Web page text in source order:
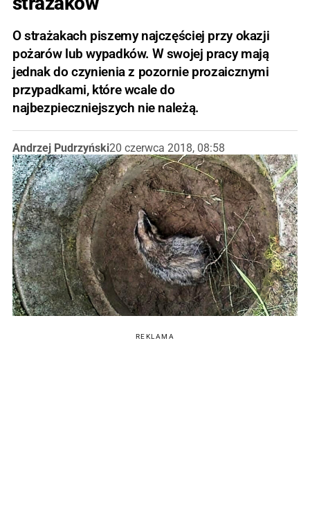
O strażakach piszemy najczęściej przy okazji
pożarów lub wypadków. W swojej pracy mają
jednak do czynienia z pozornie prozaicznymi
przypadkami, które wcale do
najbezpieczniejszych nie należą.
Andrzej Pudrzyński20 czerwca 2018, 08:58
REKLAMA